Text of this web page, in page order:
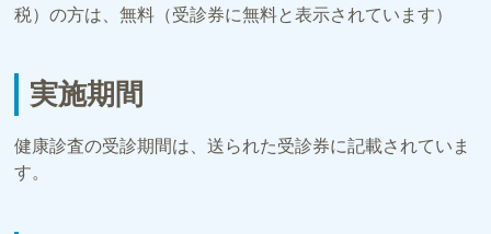
税）の方は、無料（受診券に無料と表示されています）
実施期間
健康診査の受診期間は、送られた受診券に記載されていま
す。